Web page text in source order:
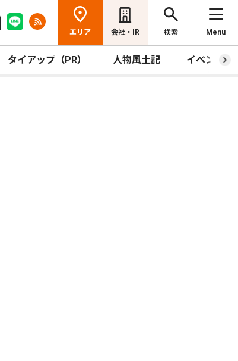
エリア 会社・IR 検索 Menu
タイアップ（PR） 人物風土記 イベント